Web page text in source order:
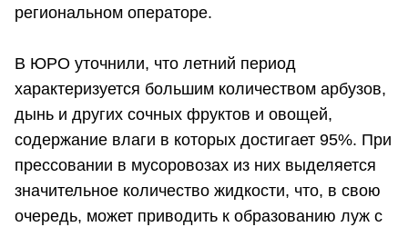
региональном операторе.
В ЮРО уточнили, что летний период
характеризуется большим количеством арбузов,
дынь и других сочных фруктов и овощей,
содержание влаги в которых достигает 95%. При
прессовании в мусоровозах из них выделяется
значительное количество жидкости, что, в свою
очередь, может приводить к образованию луж с